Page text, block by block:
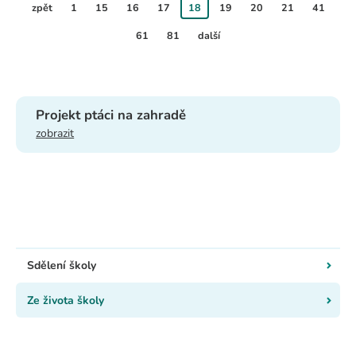
zpět 1 15 16 17 18 19 20 21 41
61 81 další
Projekt ptáci na zahradě
zobrazit
Sdělení školy
Ze života školy